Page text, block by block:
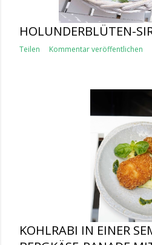
HOLUNDERBLÜTEN-
Teilen Kommentar veröffentlichen
KOHLRABI IN EINER